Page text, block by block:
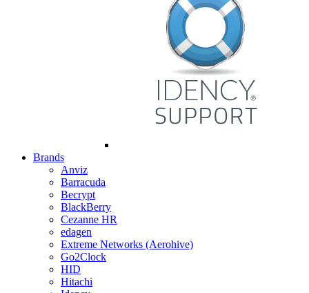
Brands
Anviz
Barracuda
Becrypt
BlackBerry
Cezanne HR
edagen
Extreme Networks (Aerohive)
Go2Clock
HID
Hitachi